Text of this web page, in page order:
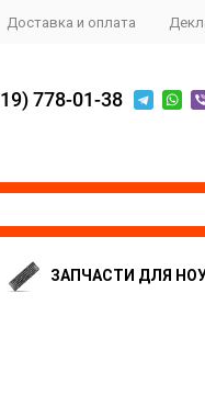
Доставка и оплата
778-01-38
ЗАПЧАСТИ ДЛЯ